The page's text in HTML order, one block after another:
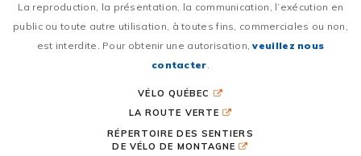
La reproduction, la présentation, la communication, l’exécution en
public ou toute autre utilisation, à toutes fins, commerciales ou non,
est interdite. Pour obtenir une autorisation,veuillez nous
contacter.
VÉLO QUÉBEC
LA ROUTE VERTE
RÉPERTOIRE DES SENTIERS
DE VÉLO DE MONTAGNE